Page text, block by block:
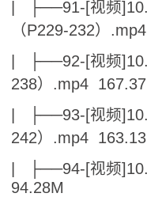
| ├──91-[视频
（P229-232）
| ├──92-[视频
238）.mp4
| ├──93-[视频
242）.mp4
| ├──94-[视频
94.28M